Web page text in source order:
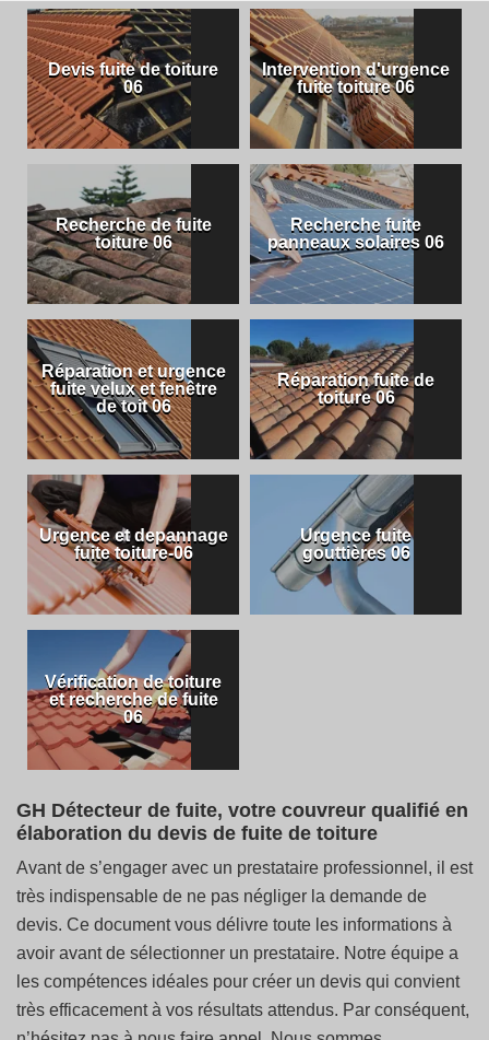
Devis fuite de toiture
06
Intervention d'urgence
fuite toiture 06
Recherche de fuite
toiture 06
Recherche fuite
panneaux solaires 06
Réparation et urgence
fuite velux et fenêtre
de toit 06
Réparation fuite de
toiture 06
Urgence et depannage
fuite toiture-06
Urgence fuite
gouttières 06
Vérification de toiture
et recherche de fuite
06
GH Détecteur de fuite, votre couvreur qualifié en
élaboration du devis de fuite de toiture
Avant de s’engager avec un prestataire professionnel, il est
très indispensable de ne pas négliger la demande de
devis. Ce document vous délivre toute les informations à
avoir avant de sélectionner un prestataire. Notre équipe a
les compétences idéales pour créer un devis qui convient
très efficacement à vos résultats attendus. Par conséquent,